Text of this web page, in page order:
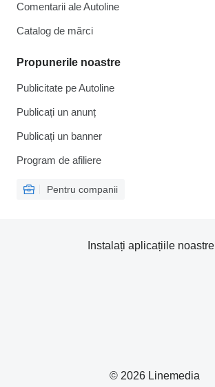
Comentarii ale Autoline
Catalog de mărcі
Propunerile noastre
Publicitate pe Autoline
Publicați un anunț
Publicați un banner
Program de afiliere
Pentru companii
© 2026 Linemedia
Instalați aplicațiile noastre